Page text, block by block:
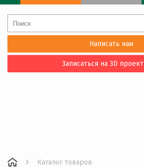
Написать нам
Записаться на 3D проект
Каталог товаров